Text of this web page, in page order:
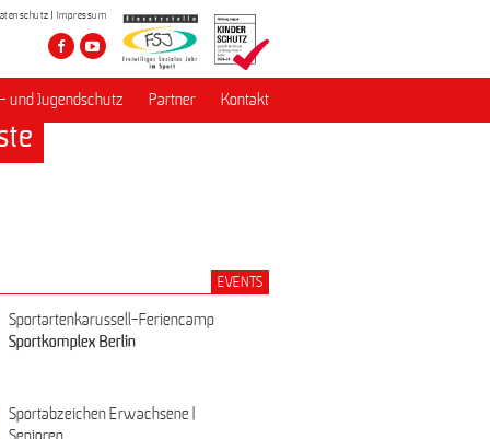
Impressum
und Jugendschutz Partner Kontakt
EVENTS
Sportartenkarussell-Feriencamp
Sportkomplex Berlin
Sportabzeichen Erwachsene |